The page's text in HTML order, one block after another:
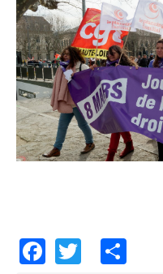
Facebook
Twitter